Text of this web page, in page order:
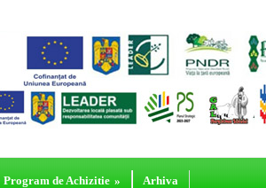
Program de Achizitie » Arhiva